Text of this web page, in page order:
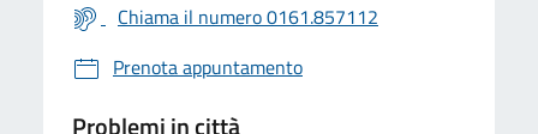
Chiama il numero 0161.857112
Prenota appuntamento
Problemi in città